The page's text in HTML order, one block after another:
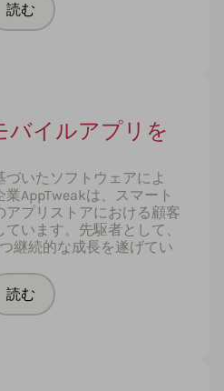
読む
バイルアプリを
いたソフトウェアによ
AppTweakは、スマート
アプリストアにおける顧客
います。先駆者として、
継続的な成長を遂げてい
読む